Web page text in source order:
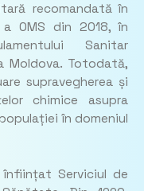
recomandată în
a OMS din 2018, în
Sanitar
Moldova. Totodată,
supravegherea și
chimice asupra
în domeniul
Serviciul de